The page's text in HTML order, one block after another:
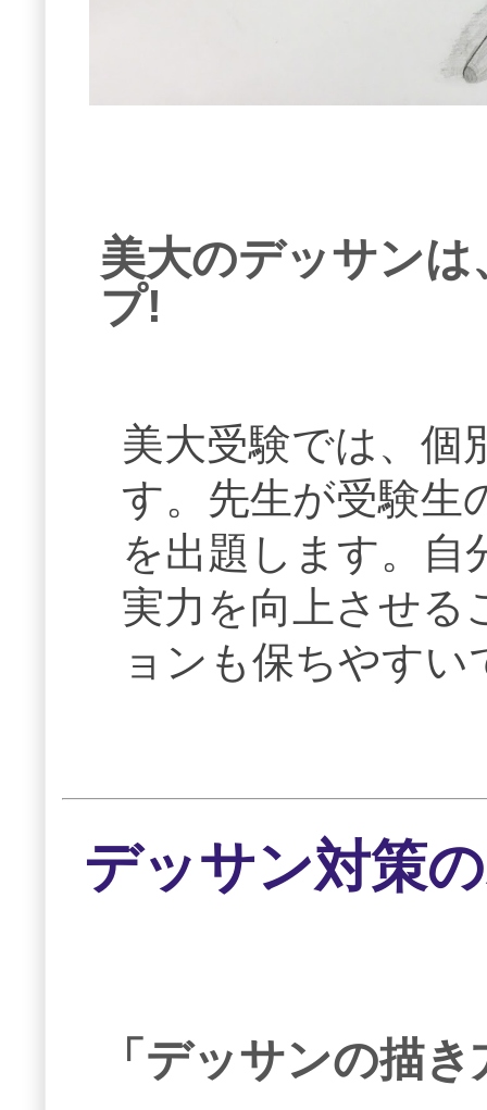
美大のデッサン
プ!
美大受験では、個
す。先生が受験生
を出題します。自
実力を向上させる
ョンも保ちやすい
デッサン対策
「デッサンの描